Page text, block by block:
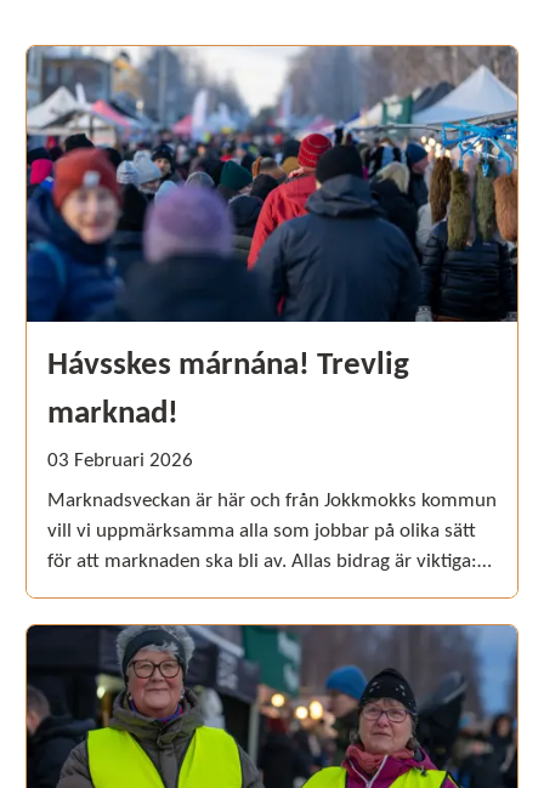
Hávsskes márnána! Trevlig
marknad!
03 Februari 2026
Marknadsveckan är här och från Jokkmokks kommun
vill vi uppmärksamma alla som jobbar på olika sätt
för att marknaden ska bli av. Allas bidrag är viktiga:
hitresande aktörer. Jokkmokks marknad är ett
resultat av samverkan och gott samarbete.